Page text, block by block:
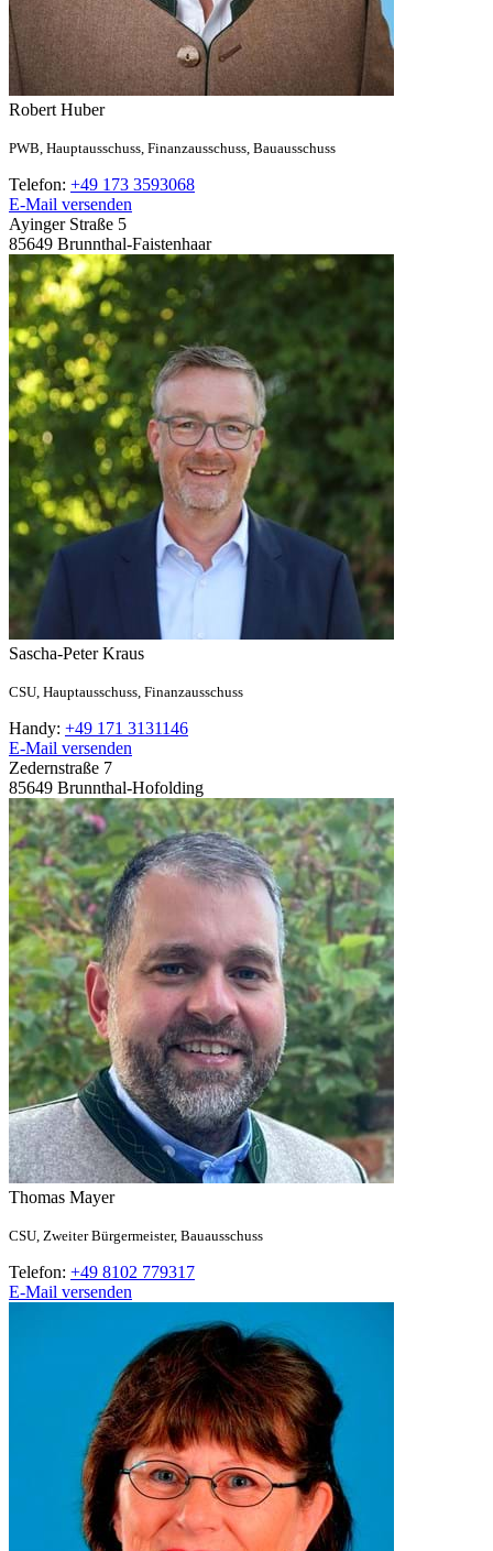
Robert Huber
PWB, Hauptausschuss, Finanzausschuss, Bauausschuss
Telefon: +49 173 3593068
E-Mail versenden
Ayinger Straße 5
85649 Brunnthal-Faistenhaar
Sascha-Peter Kraus
CSU, Hauptausschuss, Finanzausschuss
Handy: +49 171 3131146
E-Mail versenden
Zedernstraße 7
85649 Brunnthal-Hofolding
Thomas Mayer
CSU, Zweiter Bürgermeister, Bauausschuss
Telefon: +49 8102 779317
E-Mail versenden